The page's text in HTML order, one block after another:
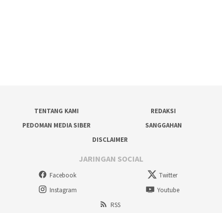
TENTANG KAMI
REDAKSI
PEDOMAN MEDIA SIBER
SANGGAHAN
DISCLAIMER
JARINGAN SOCIAL
Facebook
Twitter
Instagram
Youtube
RSS